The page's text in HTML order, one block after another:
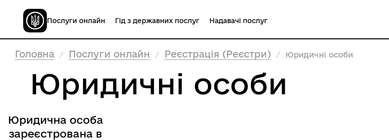
Послуги онлайн Гід з державних послуг Надавачі послуг
Головна Послуги онлайн Реєстрація (Реєстри) Юридичні особи
Юридичні особи
Юридична особа
зареєстрована в